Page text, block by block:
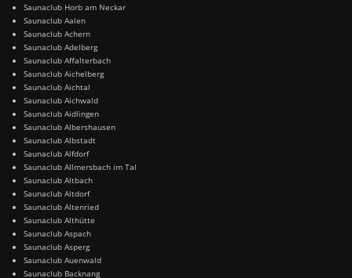
Saunaclub Horb am Neckar
Saunaclub Aalen
Saunaclub Achern
Saunaclub Adelberg
Saunaclub Affalterbach
Saunaclub Aichelberg
Saunaclub Aichtal
Saunaclub Aichwald
Saunaclub Aidlingen
Saunaclub Albershausen
Saunaclub Albstadt
Saunaclub Alfdorf
Saunaclub Allmersbach im Tal
Saunaclub Altbach
Saunaclub Altdorf
Saunaclub Altenried
Saunaclub Althütte
Saunaclub Aspach
Saunaclub Asperg
Saunaclub Auenwald
Saunaclub Backnang